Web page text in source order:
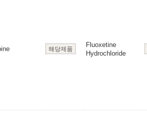
해당제품
Fluoxetine
Hydrochloride